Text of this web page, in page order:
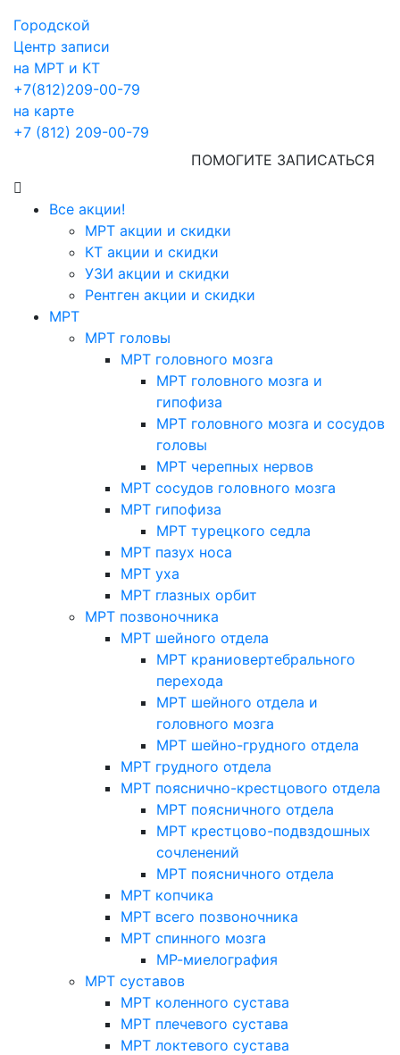
Городской
Центр записи
на МРТ и КТ
+7(812)209-00-79
на карте
+7 (812) 209-00-79
ПОМОГИТЕ ЗАПИСАТЬСЯ
Все акции!
МРТ акции и скидки
КТ акции и скидки
УЗИ акции и скидки
Рентген акции и скидки
МРТ
МРТ головы
МРТ головного мозга
МРТ головного мозга и
гипофиза
МРТ головного мозга и сосудов
головы
МРТ черепных нервов
МРТ сосудов головного мозга
МРТ гипофиза
МРТ турецкого седла
МРТ пазух носа
МРТ уха
МРТ глазных орбит
МРТ позвоночника
МРТ шейного отдела
МРТ краниовертебрального
перехода
МРТ шейного отдела и
головного мозга
МРТ шейно-грудного отдела
МРТ грудного отдела
МРТ пояснично-крестцового отдела
МРТ поясничного отдела
МРТ крестцово-подвздошных
сочленений
МРТ поясничного отдела
МРТ копчика
МРТ всего позвоночника
МРТ спинного мозга
МР-миелография
МРТ суставов
МРТ коленного сустава
МРТ плечевого сустава
МРТ локтевого сустава